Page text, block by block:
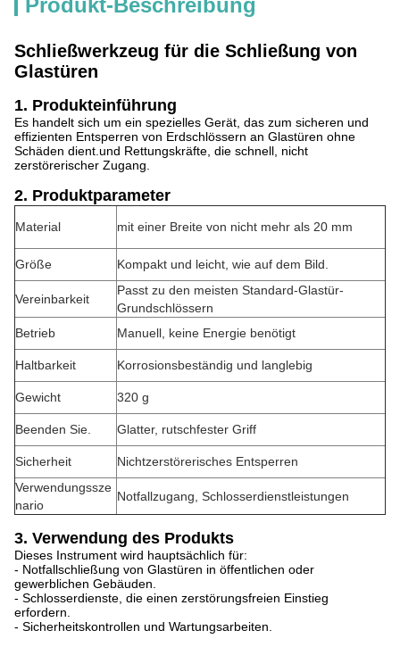
Produkt-Beschreibung
Schließwerkzeug für die Schließung von
Glastüren
1. Produkteinführung
Es handelt sich um ein spezielles Gerät, das zum sicheren und
effizienten Entsperren von Erdschlössern an Glastüren ohne
Schäden dient.und Rettungskräfte, die schnell, nicht
zerstörerischer Zugang.
2. Produktparameter
Material mit einer Breite von nicht mehr als 20 mm
Größe Kompakt und leicht, wie auf dem Bild.
Vereinbarkeit
Passt zu den meisten Standard-Glastür-
Grundschlössern
Betrieb
Manuell, keine Energie benötigt
Haltbarkeit Korrosionsbeständig und langlebig
Gewicht 320 g
Beenden Sie. Glatter, rutschfester Griff
Sicherheit
Nichtzerstörerisches Entsperren
Verwendungssze
nario
Notfallzugang, Schlosserdienstleistungen
3. Verwendung des Produkts
Dieses Instrument wird hauptsächlich für:
- Notfallschließung von Glastüren in öffentlichen oder
gewerblichen Gebäuden.
- Schlosserdienste, die einen zerstörungsfreien Einstieg
erfordern.
- Sicherheitskontrollen und Wartungsarbeiten.